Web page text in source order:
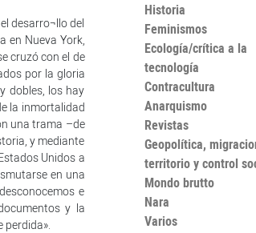
desarro¬llo del
en Nueva York,
cruzó con el de
por la gloria
dobles, los hay
la inmortalidad
una trama –de
y mediante
Unidos a
en una
e
y la
perdida».
Historia
Feminismos
Ecología/crítica a la
tecnología
Contracultura
Anarquismo
Revistas
Geopolítica,
territorio y control
Mondo brutto
Nara
Varios